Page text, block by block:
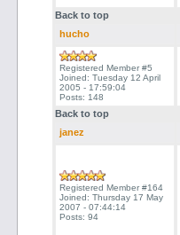
Back to top
hucho
Registered Member #5
Joined: Tuesday 12 April
2005 - 17:59:04
Posts: 148
Back to top
janez
Registered Member #164
Joined: Thursday 17 May
2007 - 07:44:14
Posts: 94